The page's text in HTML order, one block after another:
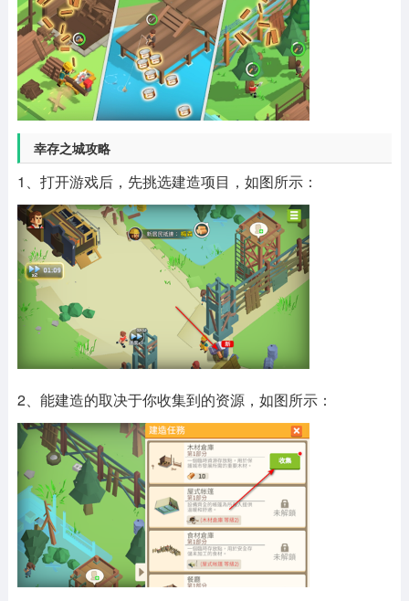
幸存之城攻略
1、打开游戏后，先挑选建造项目，如图所示：
2、能建造的取决于你收集到的资源，如图所示：